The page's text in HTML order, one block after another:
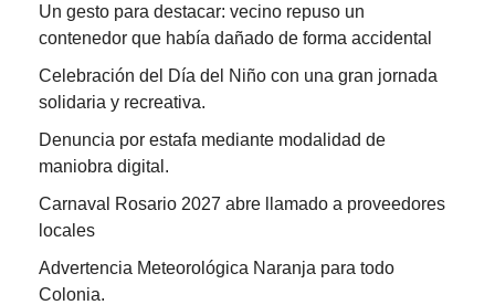
Un gesto para destacar: vecino repuso un
contenedor que había dañado de forma accidental
Celebración del Día del Niño con una gran jornada
solidaria y recreativa.
Denuncia por estafa mediante modalidad de
maniobra digital.
Carnaval Rosario 2027 abre llamado a proveedores
locales
Advertencia Meteorológica Naranja para todo
Colonia.